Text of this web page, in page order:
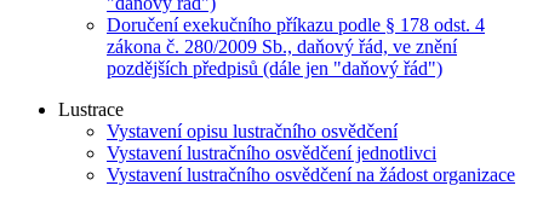
Doručení exekučního příkazu podle § 178 odst. 4
zákona č. 280/2009 Sb., daňový řád, ve znění
pozdějších předpisů (dále jen "daňový řád")
Lustrace
Vystavení opisu lustračního osvědčení
Vystavení lustračního osvědčení jednotlivci
Vystavení lustračního osvědčení na žádost organizace